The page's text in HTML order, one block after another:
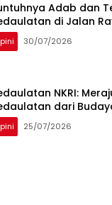
Adab dan
di Jalan
30/07/2026
NKRI:
dari
25/07/2026